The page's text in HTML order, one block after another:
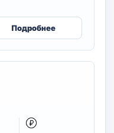
Подробнее